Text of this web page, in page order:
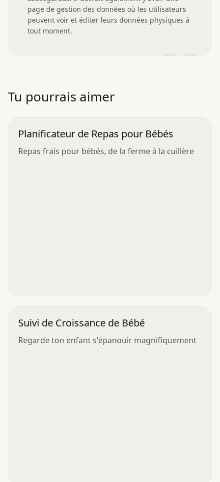
page de gestion des données où les utilisateurs
peuvent voir et éditer leurs données physiques à
tout moment.
Tu pourrais aimer
Planificateur de Repas pour Bébés
Repas frais pour bébés, de la ferme à la cuillère
Suivi de Croissance de Bébé
Regarde ton enfant s'épanouir magnifiquement